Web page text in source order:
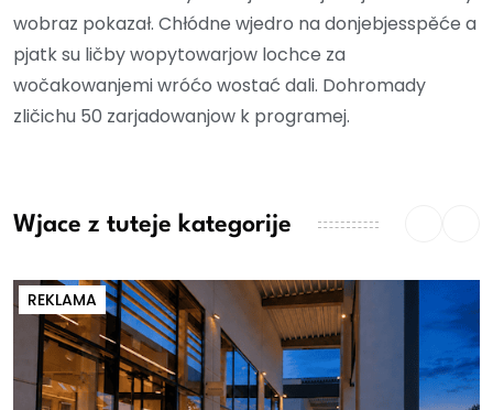
wobraz pokazał. Chłódne wjedro na donjebjesspěće a
pjatk su ličby wopytowarjow lochce za
wočakowanjemi wróćo wostać dali. Dohromady
zličichu 50 zarjadowanjow k programej.
Wjace z tuteje kategorije
REKLAMA